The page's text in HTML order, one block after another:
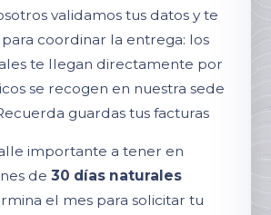
validamos tus datos y te
coordinar la entrega: los
te llegan directamente por
se recogen en nuestra sede
guardas tus facturas
importante a tener en
de30 días naturales
el mes para solicitar tu